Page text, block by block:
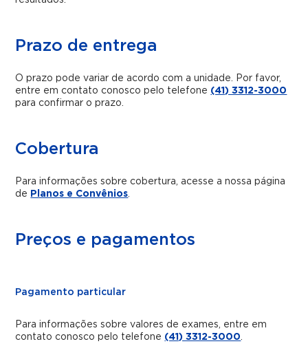
Prazo de entrega
O prazo pode variar de acordo com a unidade. Por favor,
entre em contato conosco pelo telefone (41) 3312-3000
para confirmar o prazo.
Cobertura
Para informações sobre cobertura, acesse a nossa página
de Planos e Convênios.
Preços e pagamentos
Pagamento particular
Para informações sobre valores de exames, entre em
contato conosco pelo telefone (41) 3312-3000.